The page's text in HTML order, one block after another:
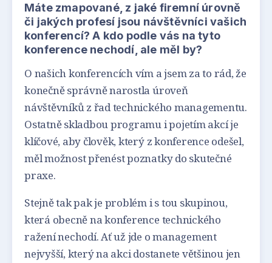
Máte zmapované, z jaké firemní úrovně
či jakých profesí jsou návštěvníci vašich
konferencí? A kdo podle vás na tyto
konference nechodí, ale měl by?
O našich konferencích vím a jsem za to rád, že
konečně správně narostla úroveň
návštěvníků z řad technického managementu.
Ostatně skladbou programu i pojetím akcí je
klíčové, aby člověk, který z konference odešel,
měl možnost přenést poznatky do skutečné
praxe.
Stejně tak pak je problém i s tou skupinou,
která obecně na konference technického
ražení nechodí. Ať už jde o management
nejvyšší, který na akci dostanete většinou jen